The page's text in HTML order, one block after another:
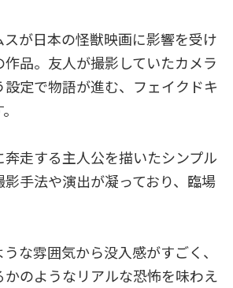
が日本の怪獣映画に影響を受け
品。友人が撮影していたカメラ
定で物語が進む、フェイクドキ
走する主人公を描いたシンプル
手法や演出が凝っており、臨場
な雰囲気から没入感がすごく、
かのようなリアルな恐怖を味わえ